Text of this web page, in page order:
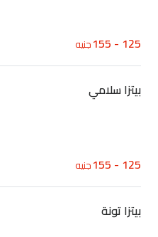
125 - 155 جنيه
بيتزا سلامي
125 - 155 جنيه
بيتزا تونة